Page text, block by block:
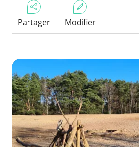
Partager Modifier